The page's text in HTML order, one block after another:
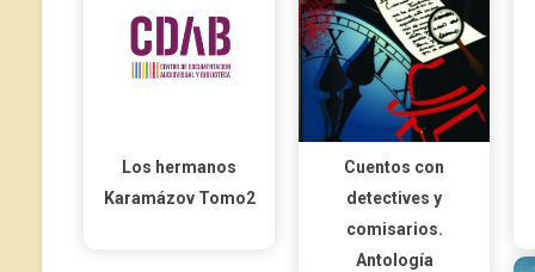
Los hermanos
Karamázov Tomo2
Cuentos con
detectives y
comisarios.
Antología